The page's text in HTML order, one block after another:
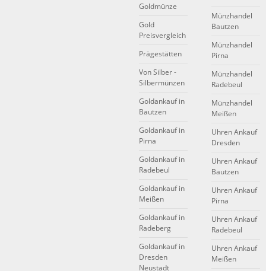
Goldmünze
Gold
Preisvergleich
Prägestätten
Von Silber -
Silbermünzen
Goldankauf in
Bautzen
Goldankauf in
Pirna
Goldankauf in
Radebeul
Goldankauf in
Meißen
Goldankauf in
Radeberg
Goldankauf in
Dresden
Neustadt
Münzhandel
Bautzen
Münzhandel
Pirna
Münzhandel
Radebeul
Münzhandel
Meißen
Uhren Ankauf
Dresden
Uhren Ankauf
Bautzen
Uhren Ankauf
Pirna
Uhren Ankauf
Radebeul
Uhren Ankauf
Meißen